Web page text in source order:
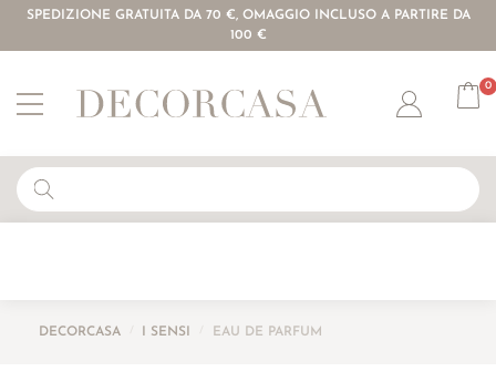
SPEDIZIONE GRATUITA DA 70 €, OMAGGIO INCLUSO A PARTIRE DA
100 €
Account
0
DECORCASA I SENSI EAU DE PARFUM